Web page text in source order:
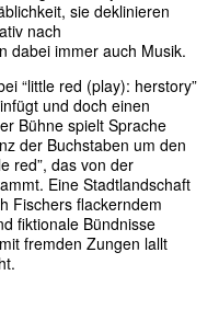
sie deklinieren
nach
dabei immer auch Musik.
“little red (play): herstory”
und doch einen
Bühne spielt Sprache
der Buchstaben um den
red”, das von der
Eine Stadtlandschaft
Fischers flackerndem
fiktionale Bündnisse
fremden Zungen lallt